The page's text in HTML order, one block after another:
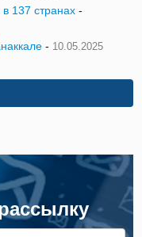
137 странах -
- 10.05.2025